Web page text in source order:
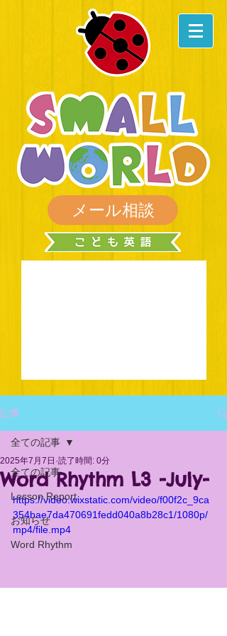
メール相談
記事
全ての記事
Lesson Report
お知らせ
Word Rhythm
全ての記事
Word Rhythm L3 -July-
2025年7月7日 読了時間: 0分
https://video.wixstatic.com/video/f00f2c_9ca
354bae7da470691fedd040a8b28c1/1080p/
mp4/file.mp4